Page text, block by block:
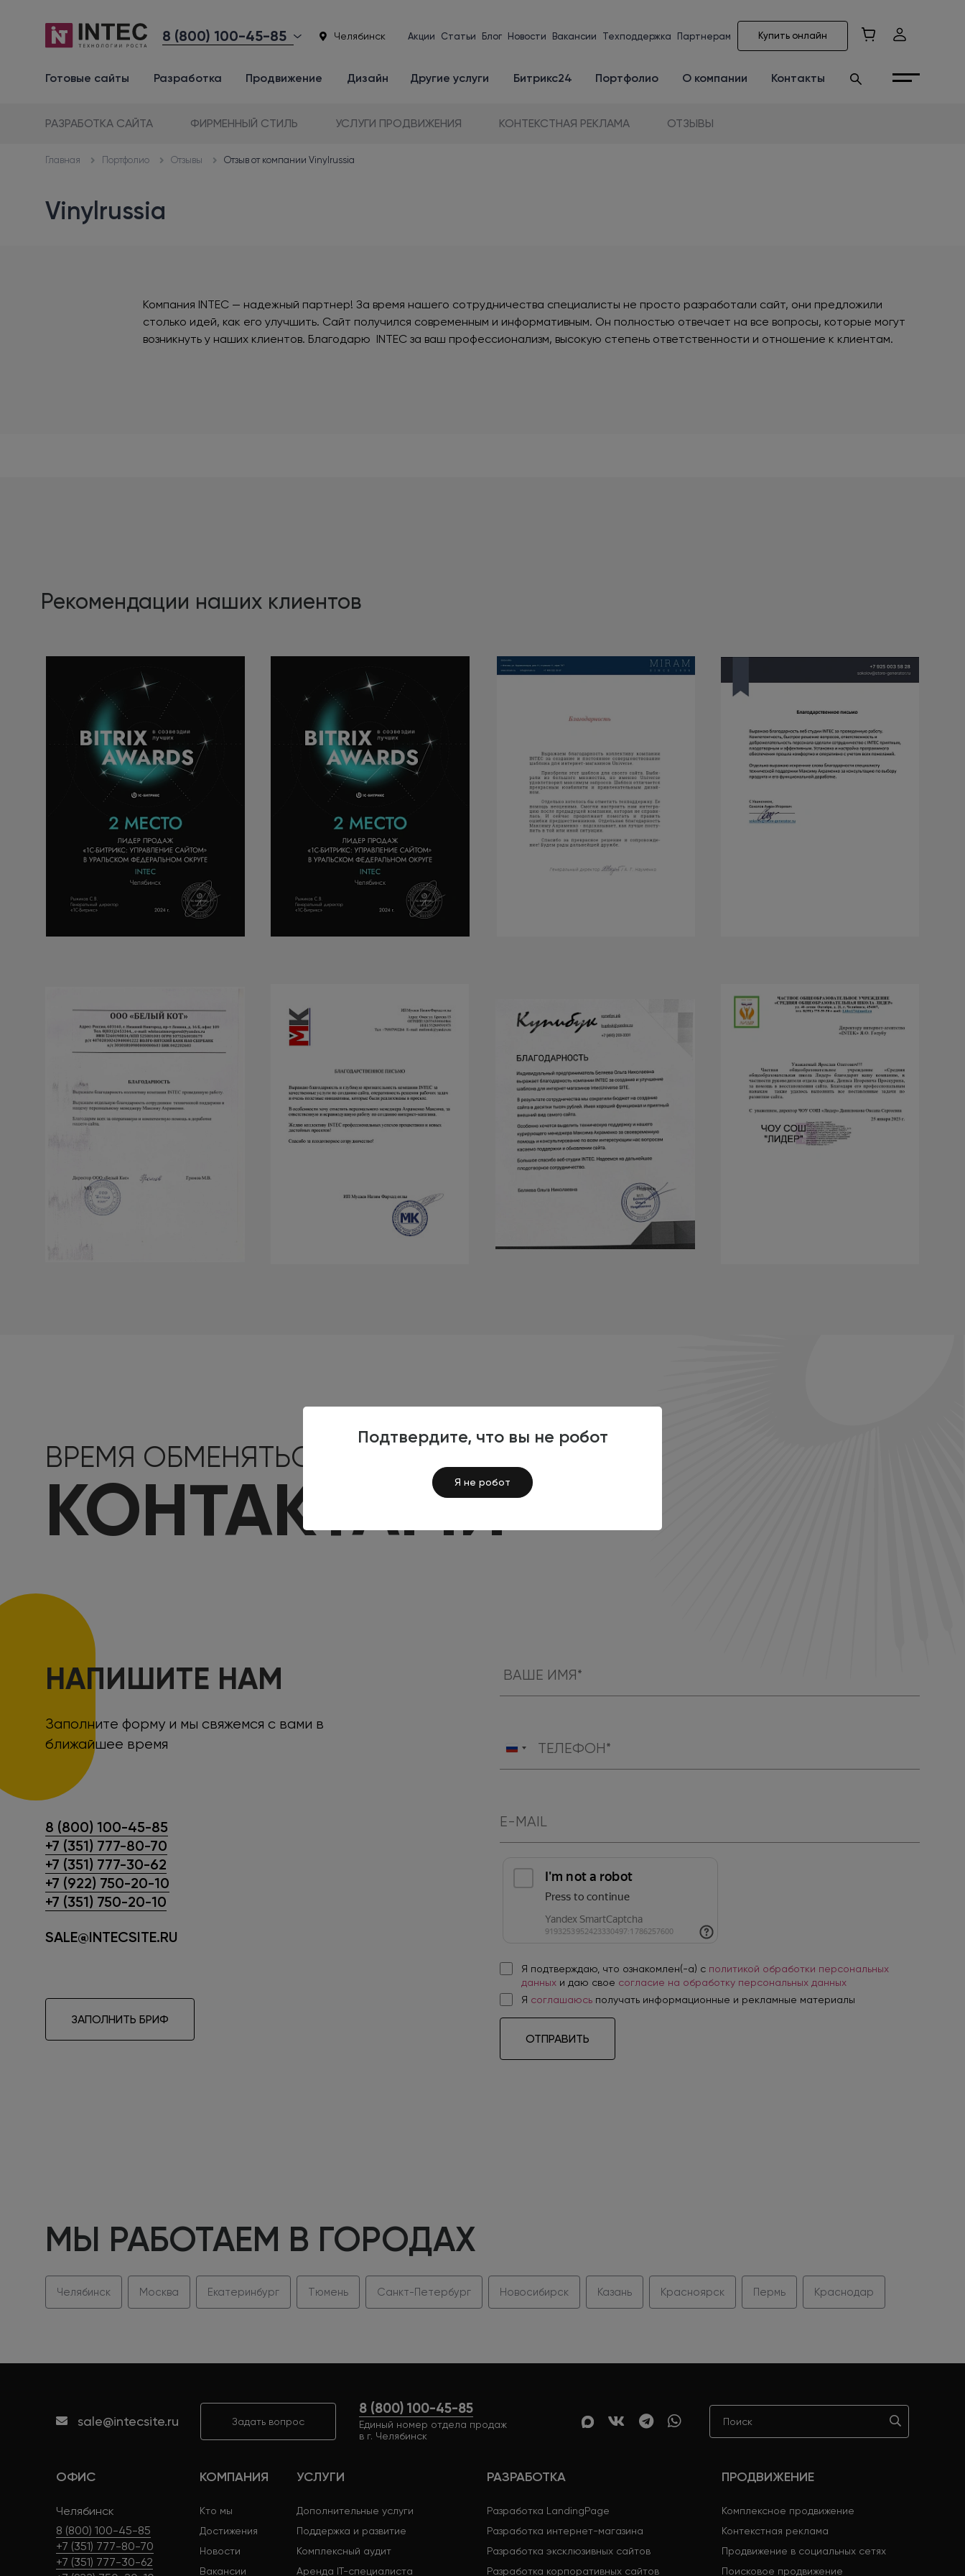
Подтвердите, что вы не робот
Я не робот
8 (800) 100-45-85 Челябинск Акции Статьи Блог Новости Вакансии Техподдержка Партнерам Купить онлайн
Готовые сайты Разработка Продвижение Дизайн Другие услуги Битрикс24 Портфолио О компании Контакты
РАЗРАБОТКА САЙТА ФИРМЕННЫЙ СТИЛЬ УСЛУГИ ПРОДВИЖЕНИЯ КОНТЕКСТНАЯ РЕКЛАМА ОТЗЫВЫ
Главная Портфолио Отзывы Отзыв от компании Vinylrussia
Vinylrussia
Компания INTEC — надежный партнер! За время нашего сотрудничества специалисты не просто разработали сайт, они предложили
столько идей, как его улучшить. Сайт получился современным и информативным. Он полностью отвечает на все вопросы, которые могут
возникнуть у наших клиентов. Благодарю INTEC за ваш профессионализм, высокую степень ответственности и отношение к клиентам.
Рекомендации наших клиентов
ВРЕМЯ ОБМЕНЯТЬСЯ
КОНТАКТАМИ
НАПИШИТЕ НАМ
Заполните форму и мы свяжемся с вами в
ближайшее время
8 (800) 100-45-85
+7 (351) 777-80-70
+7 (351) 777-30-62
+7 (922) 750-20-10
+7 (351) 750-20-10
SALE@INTECSITE.RU
ЗАПОЛНИТЬ БРИФ
Россия
Я подтверждаю, что ознакомлен(-а) с политикой обработки персональных
данных и даю свое согласие на обработку персональных данных
Я соглашаюсь получать информационные и рекламные материалы
ОТПРАВИТЬ
МЫ РАБОТАЕМ В ГОРОДАХ
Челябинск Москва Екатеринбург Тюмень Санкт-Петербург Новосибирск Казань Красноярск Пермь Краснодар
sale@intecsite.ru Задать вопрос
8 (800) 100-45-85
Единый номер отдела продаж
в г. Челябинск
ОФИС
Челябинск
8 (800) 100-45-85
+7 (351) 777-80-70
+7 (351) 777-30-62
КОМПАНИЯ
Кто мы
Достижения
Новости
Вакансии
УСЛУГИ
Дополнительные услуги
Поддержка и развитие
Комплексный аудит
Аренда IT-специалиста
РАЗРАБОТКА
Разработка LandingPage
Разработка интернет-магазина
Разработка эксклюзивных сайтов
Разработка корпоративных сайтов
ПРОДВИЖЕНИЕ
Комплексное продвижение
Контекстная реклама
Продвижение в социальных сетях
Поисковое продвижение